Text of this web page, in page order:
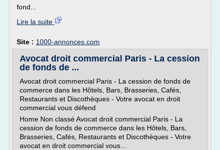
fond...
Lire la suite
Site : 1000-annonces.com
Avocat droit commercial Paris - La cession
de fonds de ...
Avocat droit commercial Paris - La cession de fonds de
commerce dans les Hôtels, Bars, Brasseries, Cafés,
Restaurants et Discothèques - Votre avocat en droit
commercial vous défend
Home Non classé Avocat droit commercial Paris - La
cession de fonds de commerce dans les Hôtels, Bars,
Brasseries, Cafés, Restaurants et Discothèques - Votre
avocat en droit commercial vous...